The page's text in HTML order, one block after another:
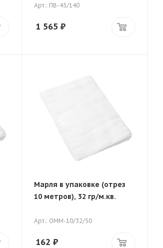
Арт.: ПВ-45/140
1 565 ₽
Марля в упаковке (отрез
10 метров), 32 гр/м.кв.
Арт.: ОММ-10/32/50
162 ₽